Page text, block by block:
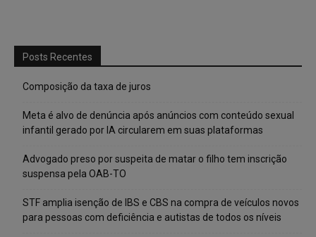
Posts Recentes
Composição da taxa de juros
Meta é alvo de denúncia após anúncios com conteúdo sexual
infantil gerado por IA circularem em suas plataformas
Advogado preso por suspeita de matar o filho tem inscrição
suspensa pela OAB-TO
STF amplia isenção de IBS e CBS na compra de veículos novos
para pessoas com deficiência e autistas de todos os níveis